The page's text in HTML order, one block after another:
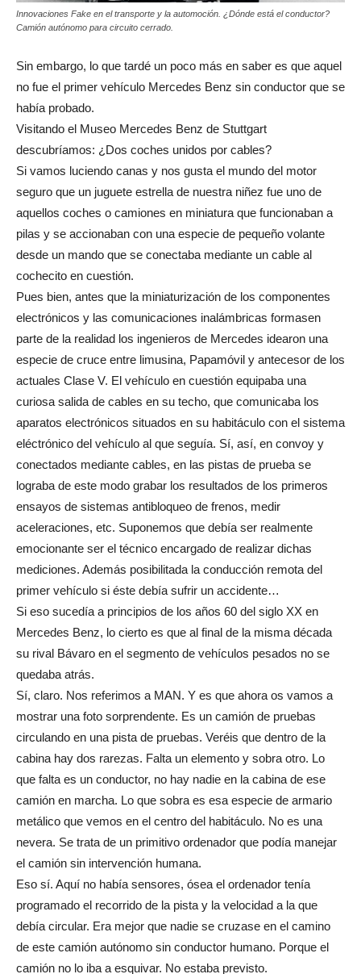
Innovaciones Fake en el transporte y la automoción. ¿Dónde está el conductor?
Camión autónomo para circuito cerrado.
Sin embargo, lo que tardé un poco más en saber es que aquel
no fue el primer vehículo Mercedes Benz sin conductor que se
había probado.
Visitando el Museo Mercedes Benz de Stuttgart
descubríamos: ¿Dos coches unidos por cables?
Si vamos luciendo canas y nos gusta el mundo del motor
seguro que un juguete estrella de nuestra niñez fue uno de
aquellos coches o camiones en miniatura que funcionaban a
pilas y se accionaban con una especie de pequeño volante
desde un mando que se conectaba mediante un cable al
cochecito en cuestión.
Pues bien, antes que la miniaturización de los componentes
electrónicos y las comunicaciones inalámbricas formasen
parte de la realidad los ingenieros de Mercedes idearon una
especie de cruce entre limusina, Papamóvil y antecesor de los
actuales Clase V. El vehículo en cuestión equipaba una
curiosa salida de cables en su techo, que comunicaba los
aparatos electrónicos situados en su habitáculo con el sistema
eléctrónico del vehículo al que seguía. Sí, así, en convoy y
conectados mediante cables, en las pistas de prueba se
lograba de este modo grabar los resultados de los primeros
ensayos de sistemas antibloqueo de frenos, medir
aceleraciones, etc. Suponemos que debía ser realmente
emocionante ser el técnico encargado de realizar dichas
mediciones. Además posibilitada la conducción remota del
primer vehículo si éste debía sufrir un accidente…
Si eso sucedía a principios de los años 60 del siglo XX en
Mercedes Benz, lo cierto es que al final de la misma década
su rival Bávaro en el segmento de vehículos pesados no se
quedaba atrás.
Sí, claro. Nos referimos a MAN. Y es que ahora os vamos a
mostrar una foto sorprendente. Es un camión de pruebas
circulando en una pista de pruebas. Veréis que dentro de la
cabina hay dos rarezas. Falta un elemento y sobra otro. Lo
que falta es un conductor, no hay nadie en la cabina de ese
camión en marcha. Lo que sobra es esa especie de armario
metálico que vemos en el centro del habitáculo. No es una
nevera. Se trata de un primitivo ordenador que podía manejar
el camión sin intervención humana.
Eso sí. Aquí no había sensores, ósea el ordenador tenía
programado el recorrido de la pista y la velocidad a la que
debía circular. Era mejor que nadie se cruzase en el camino
de este camión autónomo sin conductor humano. Porque el
camión no lo iba a esquivar. No estaba previsto.